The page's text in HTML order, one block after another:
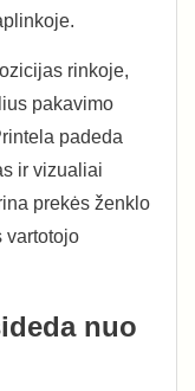
rinkoje,
pakavimo
padeda
ir vizualiai
prekės ženklo
vartotojo
nuo